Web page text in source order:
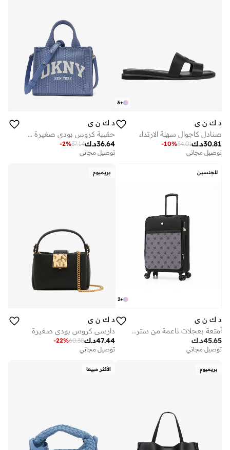
+
3
د ك ن ي
صنادل كاجوال سهلة الارتداء
د.ك30.81
34.01
-10%
توصيل مجاني
د ك ن ي
حقيبة كروس بودي صغيرة كاجوال
د.ك36.64
37.14
-2%
توصيل مجاني
للجنسين
+
2
د ك ن ي
أمتعة بعجلات ناعمة من ستريت كريد للجنسين خفيفة الوزن للغاية من بعجلات دوارة ألوان بنفسجي
د.ك45.65
توصيل مجاني
بريميوم
د ك ن ي
دارسي كروس بودي صغيرة
د.ك47.44
60.30
-22%
توصيل مجاني
بريميوم الأكثر مبيعا